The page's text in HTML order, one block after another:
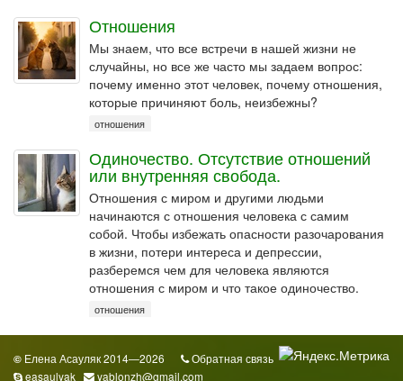
Отношения
Мы знаем, что все встречи в нашей жизни не
случайны, но все же часто мы задаем вопрос:
почему именно этот человек, почему отношения,
которые причиняют боль, неизбежны?
отношения
Одиночество. Отсутствие отношений
или внутренняя свобода.
Отношения с миром и другими людьми
начинаются с отношения человека с самим
собой. Чтобы избежать опасности разочарования
в жизни, потери интереса и депрессии,
разберемся чем для человека являются
отношения с миром и что такое одиночество.
отношения
© Елена Асауляк 2014—2026
Обратная связь
easaulyak
yablonzh@gmail.com